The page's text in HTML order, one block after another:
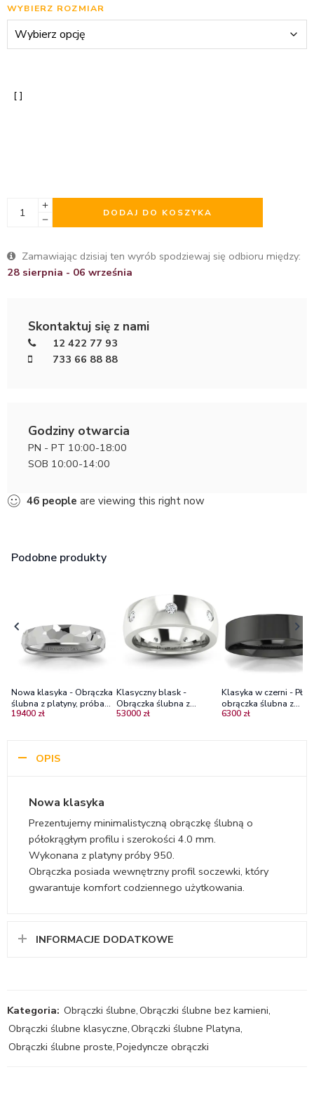
WYBIERZ ROZMIAR
DODAJ DO KOSZYKA
Zamawiając dzisiaj ten wyrób spodziewaj się odbioru między:
28 sierpnia - 06 września
Skontaktuj się z nami
12 422 77 93
733 66 88 88
Godziny otwarcia
PN - PT 10:00-18:00
SOB 10:00-14:00
46 people are viewing this right now
Podobne produkty
Nowa klasyka - Obrączka
ślubna z platyny, próba
950, 4.5mm
19400 zł
Klasyczny blask -
Obrączka ślubna z
platyny, próba 950, 7 mm
53000 zł
Klasyka w czerni -
obrączka ślubna z
czarnego złota, 4mm
6300 zł
OPIS
Nowa klasyka
Prezentujemy minimalistyczną obrączkę ślubną o
półokrągłym profilu i szerokości 4.0 mm.
Wykonana z platyny próby 950.
Obrączka posiada wewnętrzny profil soczewki, który
gwarantuje komfort codziennego użytkowania.
INFORMACJE DODATKOWE
Kategoria: Obrączki ślubne,Obrączki ślubne bez kamieni,
Obrączki ślubne klasyczne,Obrączki ślubne Platyna,
Obrączki ślubne proste,Pojedyncze obrączki